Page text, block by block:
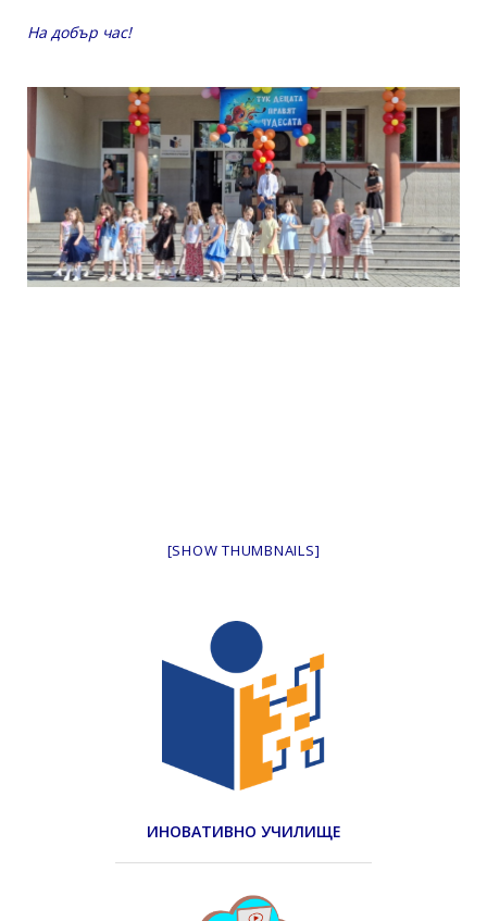
На добър час!
[SHOW THUMBNAILS]
ИНОВАТИВНО УЧИЛИЩЕ